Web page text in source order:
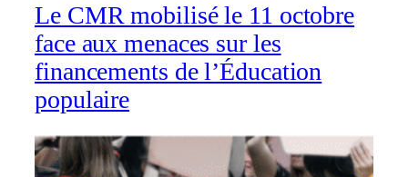
Le CMR mobilisé le 11 octobre
face aux menaces sur les
financements de l’Éducation
populaire